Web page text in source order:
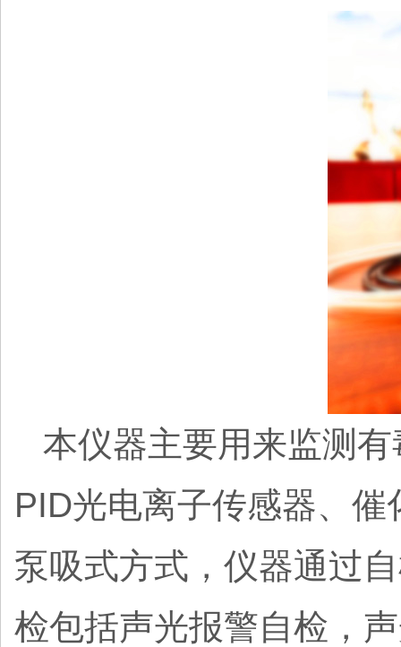
本仪器主要用来监测
PID光电离子传感器、
泵吸式方式，仪器通过
检包括声光报警自检，